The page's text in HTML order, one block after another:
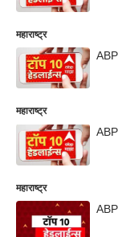
महाराष्ट्र
महाराष्ट्र
महाराष्ट्र